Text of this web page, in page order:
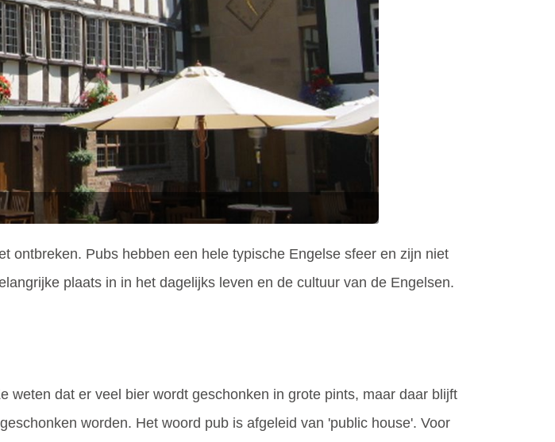
ontbreken. Pubs hebben een hele typische Engelse sfeer en zijn niet
plaats in in het dagelijks leven en de cultuur van de Engelsen.
weten dat er veel bier wordt geschonken in grote pints, maar daar blijft
worden. Het woord pub is afgeleid van 'public house'. Voor